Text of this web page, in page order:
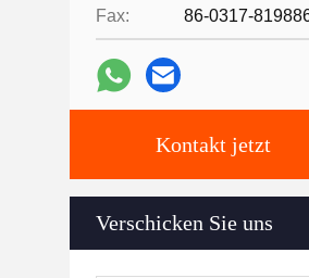
Fax: 86-0317-
Kontakt jetzt
Verschicken Sie uns